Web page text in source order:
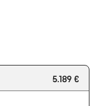
5.189 €